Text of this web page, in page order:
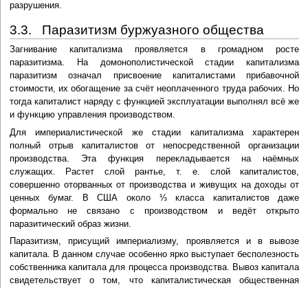
разрушения.
3.3. Паразитизм буржуазного общества
Загнивание капитализма проявляется в громадном росте
паразитизма. На домонополистической стадии капитализма
паразитизм означал присвоение капиталистами прибавочной
стоимости, их обогащение за счёт неоплаченного труда рабочих. Но
тогда капиталист наряду с функцией эксплуатации выполнял всё же
и функцию управления производством.
Для империалистической же стадии капитализма характерен
полный отрыв капиталистов от непосредственной организации
производства. Эта функция перекладывается на наёмных
служащих. Растет слой рантье, т. е. слой капиталистов,
совершенно оторванных от производства и живущих на доходы от
ценных бумаг. В США около ⅓ класса капиталистов даже
формально не связано с производством и ведёт открыто
паразитический образ жизни.
Паразитизм, присущий империализму, проявляется и в вывозе
капитала. В данном случае особенно ярко выступает бесполезность
собственника капитала для процесса производства. Вывоз капитала
свидетельствует о том, что капиталистическая общественная